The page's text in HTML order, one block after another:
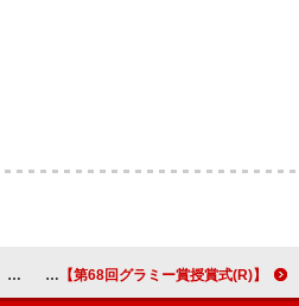
【第68回グラミー賞授賞式(R)】バッド・バニー『DeBI TiRAR MaS FOToS』が＜最優秀アーバン・ミュージック・アルバム＞受賞、憎悪でなく愛の重要性語る